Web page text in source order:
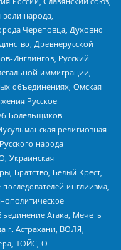
народа,
Череповца, Духовно-
Древнерусской
Инглингов, Русский
иммиграции,
объединениях, Омская
Русское
Болельщиков
религиозная
народа
Украинская
Братство, Белый Крест,
инглиизма,
Атака, Мечеть
г. Астрахани, ВОЛЯ,
ТОЙС, О